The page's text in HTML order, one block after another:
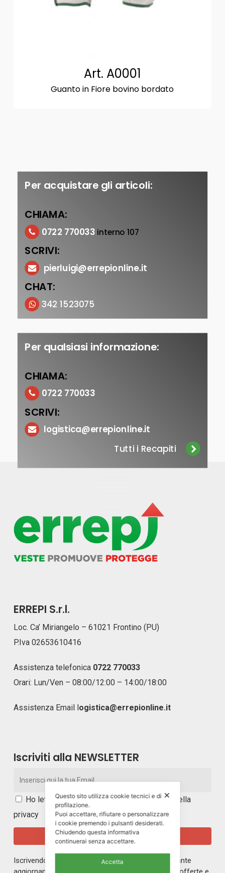
Art. A0001
Guanto in Fiore bovino bordato
Per acquistare gli articoli:
CHIAMA:
0722 770033 interno 107
SCRIVI:
pierluigi@errepionline.it
CHAT:
342 1523075
Per qualsiasi informazione:
CHIAMA:
0722 770033
SCRIVI:
logistica@errepionline.it
Tutti i Recapiti
ERREPI S.r.l.
Loc. Ca’ Miriangelo – 61021 Frontino (PU)
P.Iva 02653610416
Assistenza telefonica 0722 770033
Orari: Lun/Ven – 08:00/12:00 – 14:00/18:00
Assistenza Email logistica@errepionline.it
Iscriviti alla NEWSLETTER
Ho letto e accetto itermini e le condizioni della
privacy
Iscrivendoti alla nostra newsletter rimarrai in costante
✕
Questo sito utilizza cookie tecnici e di
profilazione.
Puoi accettare, rifiutare o personalizzare
i cookie premendo i pulsanti desiderati.
Chiudendo questa informativa
continuerai senza accettare.
Accetta